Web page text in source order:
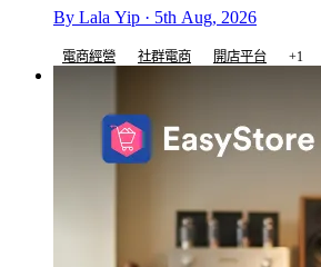
By Lala Yip · 5th Aug, 2026
電商經營 社群電商 開店平台 +1